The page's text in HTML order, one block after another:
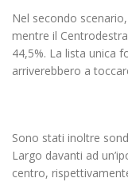
Nel secondo
mentre il
44,5%. La lista unica
arriverebbero a
Sono stati inoltre
Largo davanti ad
centro,